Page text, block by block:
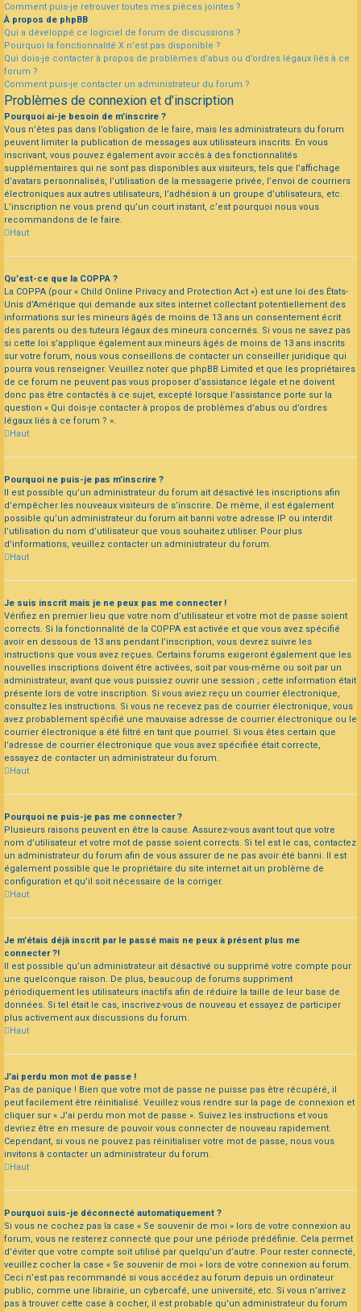
Comment puis-je retrouver toutes mes pièces jointes ?
À propos de phpBB
Qui a développé ce logiciel de forum de discussions ?
Pourquoi la fonctionnalité X n’est pas disponible ?
Qui dois-je contacter à propos de problèmes d’abus ou d’ordres légaux liés à ce
forum ?
Comment puis-je contacter un administrateur du forum ?
Problèmes de connexion et d’inscription
Pourquoi ai-je besoin de m’inscrire ?
Vous n’êtes pas dans l’obligation de le faire, mais les administrateurs du forum
peuvent limiter la publication de messages aux utilisateurs inscrits. En vous
inscrivant, vous pouvez également avoir accès à des fonctionnalités
supplémentaires qui ne sont pas disponibles aux visiteurs, tels que l’affichage
d’avatars personnalisés, l’utilisation de la messagerie privée, l’envoi de courriers
électroniques aux autres utilisateurs, l’adhésion à un groupe d’utilisateurs, etc.
L’inscription ne vous prend qu’un court instant, c’est pourquoi nous vous
recommandons de le faire.
Haut
Qu’est-ce que la COPPA ?
La COPPA (pour « Child Online Privacy and Protection Act ») est une loi des États-
Unis d’Amérique qui demande aux sites internet collectant potentiellement des
informations sur les mineurs âgés de moins de 13 ans un consentement écrit
des parents ou des tuteurs légaux des mineurs concernés. Si vous ne savez pas
si cette loi s’applique également aux mineurs âgés de moins de 13 ans inscrits
sur votre forum, nous vous conseillons de contacter un conseiller juridique qui
pourra vous renseigner. Veuillez noter que phpBB Limited et que les propriétaires
de ce forum ne peuvent pas vous proposer d’assistance légale et ne doivent
donc pas être contactés à ce sujet, excepté lorsque l’assistance porte sur la
question « Qui dois-je contacter à propos de problèmes d’abus ou d’ordres
légaux liés à ce forum ? ».
Haut
Pourquoi ne puis-je pas m’inscrire ?
Il est possible qu’un administrateur du forum ait désactivé les inscriptions afin
d’empêcher les nouveaux visiteurs de s’inscrire. De même, il est également
possible qu’un administrateur du forum ait banni votre adresse IP ou interdit
l’utilisation du nom d’utilisateur que vous souhaitez utiliser. Pour plus
d’informations, veuillez contacter un administrateur du forum.
Haut
Je suis inscrit mais je ne peux pas me connecter !
Vérifiez en premier lieu que votre nom d’utilisateur et votre mot de passe soient
corrects. Si la fonctionnalité de la COPPA est activée et que vous avez spécifié
avoir en dessous de 13 ans pendant l’inscription, vous devrez suivre les
instructions que vous avez reçues. Certains forums exigeront également que les
nouvelles inscriptions doivent être activées, soit par vous-même ou soit par un
administrateur, avant que vous puissiez ouvrir une session ; cette information était
présente lors de votre inscription. Si vous aviez reçu un courrier électronique,
consultez les instructions. Si vous ne recevez pas de courrier électronique, vous
avez probablement spécifié une mauvaise adresse de courrier électronique ou le
courrier électronique a été filtré en tant que pourriel. Si vous êtes certain que
l’adresse de courrier électronique que vous avez spécifiée était correcte,
essayez de contacter un administrateur du forum.
Haut
Pourquoi ne puis-je pas me connecter ?
Plusieurs raisons peuvent en être la cause. Assurez-vous avant tout que votre
nom d’utilisateur et votre mot de passe soient corrects. Si tel est le cas, contactez
un administrateur du forum afin de vous assurer de ne pas avoir été banni. Il est
également possible que le propriétaire du site internet ait un problème de
configuration et qu’il soit nécessaire de la corriger.
Haut
Je m’étais déjà inscrit par le passé mais ne peux à présent plus me
connecter ?!
Il est possible qu’un administrateur ait désactivé ou supprimé votre compte pour
une quelconque raison. De plus, beaucoup de forums suppriment
périodiquement les utilisateurs inactifs afin de réduire la taille de leur base de
données. Si tel était le cas, inscrivez-vous de nouveau et essayez de participer
plus activement aux discussions du forum.
Haut
J’ai perdu mon mot de passe !
Pas de panique ! Bien que votre mot de passe ne puisse pas être récupéré, il
peut facilement être réinitialisé. Veuillez vous rendre sur la page de connexion et
cliquer sur « J’ai perdu mon mot de passe ». Suivez les instructions et vous
devriez être en mesure de pouvoir vous connecter de nouveau rapidement.
Cependant, si vous ne pouvez pas réinitialiser votre mot de passe, nous vous
invitons à contacter un administrateur du forum.
Haut
Pourquoi suis-je déconnecté automatiquement ?
Si vous ne cochez pas la case « Se souvenir de moi » lors de votre connexion au
forum, vous ne resterez connecté que pour une période prédéfinie. Cela permet
d’éviter que votre compte soit utilisé par quelqu’un d’autre. Pour rester connecté,
veuillez cocher la case « Se souvenir de moi » lors de votre connexion au forum.
Ceci n’est pas recommandé si vous accédez au forum depuis un ordinateur
public, comme une librairie, un cybercafé, une université, etc. Si vous n’arrivez
pas à trouver cette case à cocher, il est probable qu’un administrateur du forum